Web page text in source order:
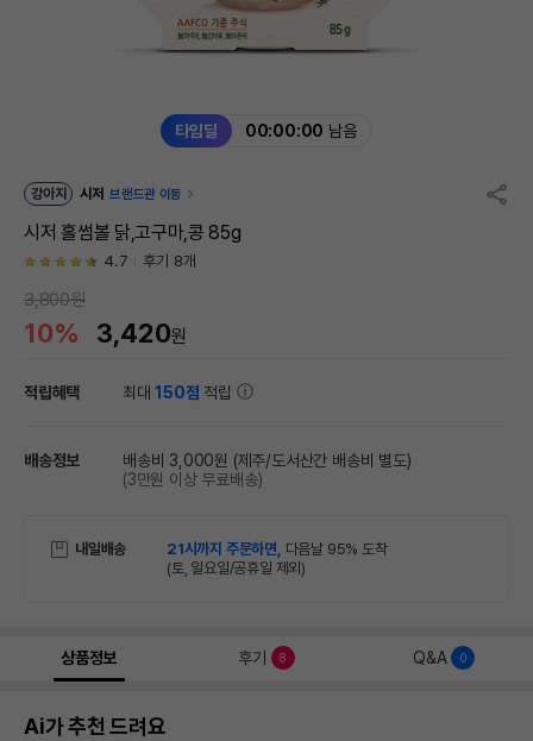
타임딜 00:00:00 남음
강아지 시저 브랜드관 이동
시저 홀썸볼 닭,고구마,콩 85g
4.7 후기 8개
3,800원
10% 3,420원
적립혜택 최대150점 적립
배송정보 배송비 3,000원 (제주/도서산간 배송비 별도)
(3만원 이상 무료배송)
내일배송 21시까지 주문하면, 다음날 95% 도착
(토, 일요일/공휴일 제외)
상품정보 후기 8 Q&A 0
Ai가 추천 드려요